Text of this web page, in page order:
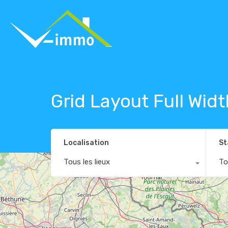
Grid Layout Full
Localisation
Tous les lieux